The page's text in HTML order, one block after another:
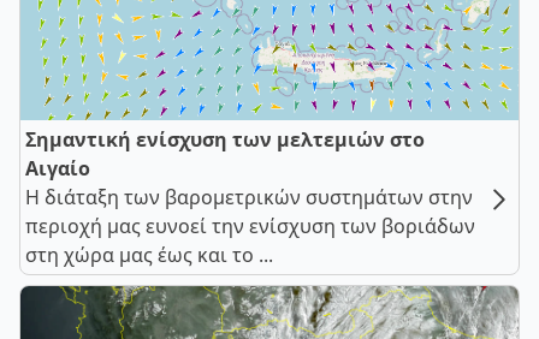
Σημαντική ενίσχυση των μελτεμιών στο
Αιγαίο
Η διάταξη των βαρομετρικών συστημάτων στην
περιοχή μας ευνοεί την ενίσχυση των βοριάδων
στη χώρα μας έως και το ...